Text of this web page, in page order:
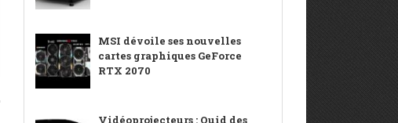
MSI dévoile ses nouvelles
cartes graphiques GeForce
RTX 2070
Vidéoprojecteurs : Quid des